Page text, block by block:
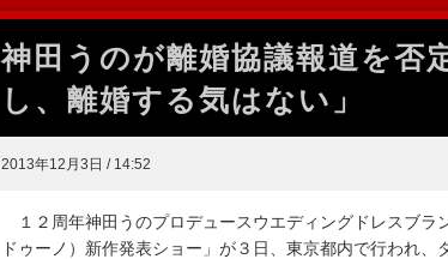
神田うのが離婚協議報道を
し、離婚する気はない」
2013年12月3日 / 14:52
１２周年神田うのプロデュースウエディングドレスブラ
ドゥーノ）新作発表ショー」が３日、東京都内で行われ、